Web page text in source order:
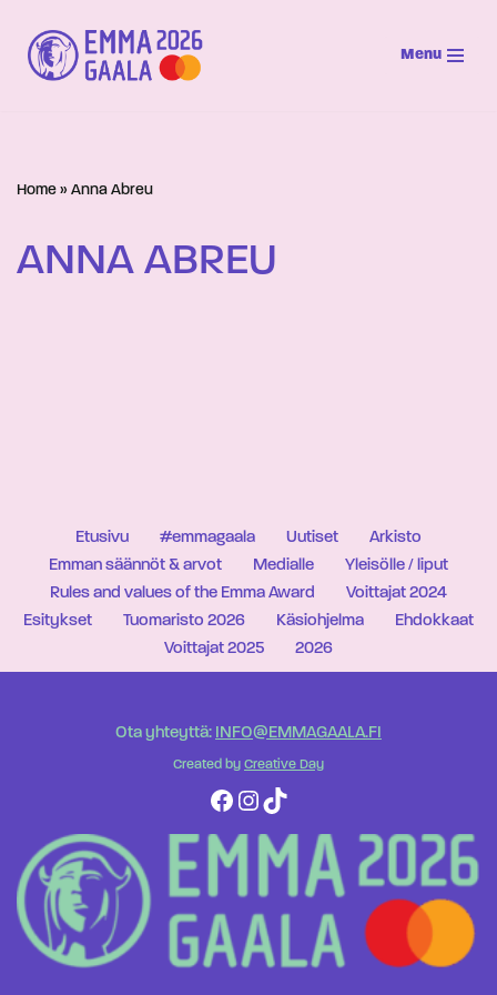
Siirry
suoraan
Menu
Home » Anna Abreu
ANNA ABREU
Etusivu #emmagaala Uutiset
Arkisto
Emman säännöt & arvot
Medialle
Yleisölle / liput
Rules and values of the Emma Award
Voittajat 2024
Esitykset
Tuomaristo 2026 Käsiohjelma
Ehdokkaat
Voittajat 2025
2026
Ota yhteyttä: INFO@EMMAGAALA.FI
Created by Creative Day